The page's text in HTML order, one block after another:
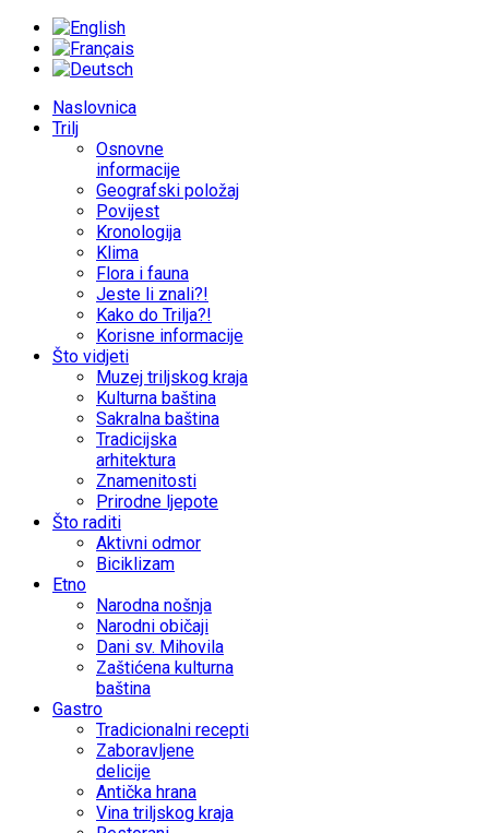
Naslovnica
Trilj
Osnovne
informacije
Geografski položaj
Povijest
Kronologija
Klima
Flora i fauna
Jeste li znali?!
Kako do Trilja?!
Korisne informacije
Što vidjeti
Muzej triljskog kraja
Kulturna baština
Sakralna baština
Tradicijska
arhitektura
Znamenitosti
Prirodne ljepote
Što raditi
Aktivni odmor
Biciklizam
Etno
Narodna nošnja
Narodni običaji
Dani sv. Mihovila
Zaštićena kulturna
baština
Gastro
Tradicionalni recepti
Zaboravljene
delicije
Antička hrana
Vina triljskog kraja